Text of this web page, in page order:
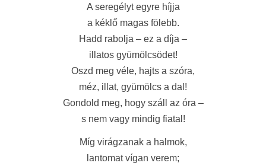
A seregélyt egyre híjja
a kéklő magas fölebb.
Hadd rabolja – ez a díja –
illatos gyümölcsödet!
Oszd meg véle, hajts a szóra,
méz, illat, gyümölcs a dal!
Gondold meg, hogy száll az óra –
s nem vagy mindig fiatal!
Míg virágzanak a halmok,
lantomat vígan verem;